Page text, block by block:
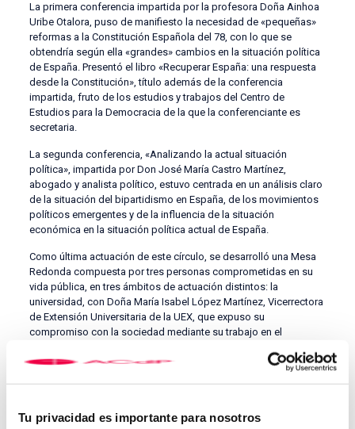
Tu privacidad es importante para nosotros
La primera conferencia impartida por la profesora Doña Ainhoa
Uribe Otalora, puso de manifiesto la necesidad de «pequeñas»
reformas a la Constitución Española del 78, con lo que se
obtendría según ella «grandes» cambios en la situación política
de España. Presentó el libro «Recuperar España: una respuesta
desde la Constitución», título además de la conferencia
impartida, fruto de los estudios y trabajos del Centro de
Estudios para la Democracia de la que la conferenciante es
secretaria.
La segunda conferencia, «Analizando la actual situación
política», impartida por Don José María Castro Martínez,
abogado y analista político, estuvo centrada en un análisis claro
de la situación del bipartidismo en España, de los movimientos
políticos emergentes y de la influencia de la situación
económica en la situación política actual de España.
Como última actuación de este círculo, se desarrolló una Mesa
Redonda compuesta por tres personas comprometidas en su
vida pública, en tres ámbitos de actuación distintos: la
universidad, con Doña María Isabel López Martínez, Vicerrectora
de Extensión Universitaria de la UEX, que expuso su
compromiso con la sociedad mediante su trabajo en el
Manuel López Perera, Director de Cáritas Diocesana, que contó
cultural y social de nuestra comunidad, con Don Antonio Bueno